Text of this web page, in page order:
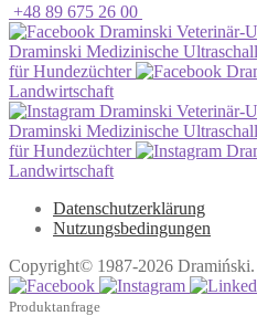
+48 89 675 26 00
Draminski Veterinär-
Draminski Medizinische
für Hundezüchter
Landwirtschaft
Draminski Veterinär-
Draminski Medizinische
für Hundezüchter
Landwirtschaft
Datenschutzerklärung
Nutzungsbedingungen
Copyright© 1987-2026 Dramiński.
Produktanfrage